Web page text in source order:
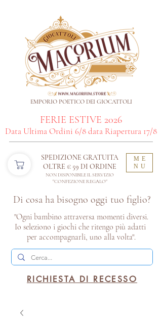
ME
NU
Di cosa ha bisogno oggi tuo figlio?
SPEDIZIONE GRATUITA
OLTRE € 59 DI ORDINE​
NON DISPONIBILE IL SERVIZIO
"CONFEZIONE REGALO"
"Ogni bambino attraversa momenti diversi.
Io seleziono i giochi che ritengo più adatti
per accompagnarli, uno alla volta".
EMPORIO POETICO DEI GIOCATTOLI
RICHIESTA DI RECESSO
FERIE ESTIVE 2026
Data Ultima Ordini 6/8 data Riapertura 17/8